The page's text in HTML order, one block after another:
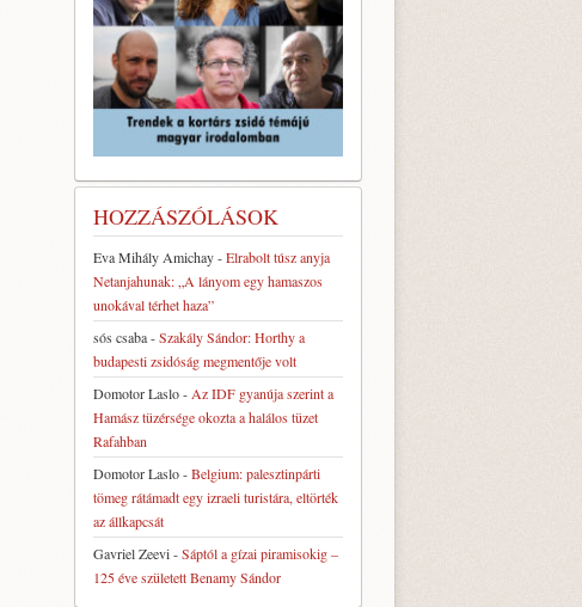
HOZZÁSZÓLÁSOK
Eva Mihály Amichay-Elrabolt túsz anyja
Netanjahunak: „A lányom egy hamaszos
unokával térhet haza”
sós csaba-Szakály Sándor: Horthy a
budapesti zsidóság megmentője volt
Domotor Laslo- Az IDF gyanúja szerint a
Hamász tüzérsége okozta a halálos tüzet
Rafahban
Domotor Laslo-Belgium: palesztinpárti
tömeg rátámadt egy izraeli turistára, eltörték
az állkapcsát
Gavriel Zeevi-Sáptól a gízai piramisokig –
125 éve született Benamy Sándor